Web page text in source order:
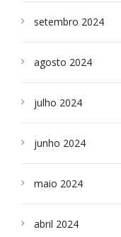
setembro 2024
agosto 2024
julho 2024
junho 2024
maio 2024
abril 2024